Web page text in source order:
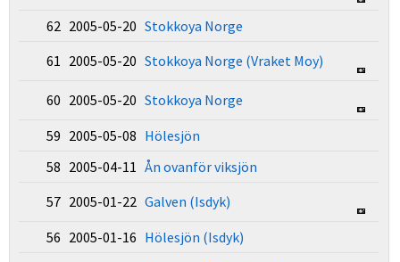
62 2005-05-20 Stokkoya Norge
61 2005-05-20 Stokkoya Norge (Vraket Moy)
60 2005-05-20 Stokkoya Norge
59 2005-05-08 Hölesjön
58 2005-04-11 Ån ovanför viksjön
57 2005-01-22 Galven (Isdyk)
56 2005-01-16 Hölesjön (Isdyk)